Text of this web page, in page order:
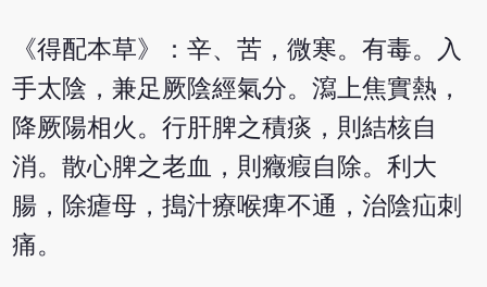
《得配本草》：辛、苦，微寒。有毒。入
手太陰，兼足厥陰經氣分。瀉上焦實熱，
降厥陽相火。行肝脾之積痰，則結核自
消。散心脾之老血，則癥瘕自除。利大
腸，除瘧母，搗汁療喉痺不通，治陰疝刺
痛。